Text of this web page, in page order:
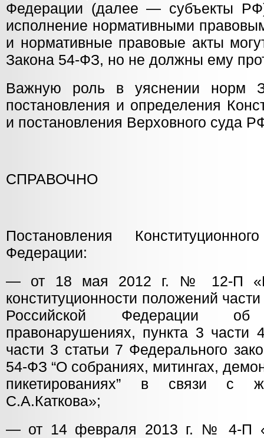
Федерации (далее — субъекты
исполнение нормативными
и нормативные правовые акты
Закона 54-ФЗ, но не должны ему
Важную роль в уяснении норм
постановления и определения
и постановления Верховного суда
СПРАВОЧНО
Постановления
Федерации:
— от 18 мая 2012 г. № 12-П
конституционности положений
Российской Федерации об
правонарушениях, пункта 3 части
части 3 статьи 7 Федерального
54-ФЗ “О собраниях, митингах,
пикетированиях” в связи с
С.А.Каткова»;
— от 14 февраля 2013 г. № 4-П